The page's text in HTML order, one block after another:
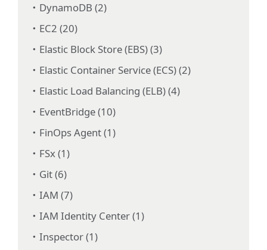
DynamoDB (2)
EC2 (20)
Elastic Block Store (EBS) (3)
Elastic Container Service (ECS) (2)
Elastic Load Balancing (ELB) (4)
EventBridge (10)
FinOps Agent (1)
FSx (1)
Git (6)
IAM (7)
IAM Identity Center (1)
Inspector (1)